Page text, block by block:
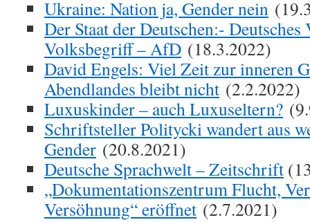
Ukraine: Nation ja, Gender nein
Der Staat der Deutschen:-
Volksbegriff – AfD (18.3.2022)
David Engels: Viel Zeit zur inneren
Abendlandes bleibt nicht (2.2.2022)
Luxuskinder – auch Luxuseltern?
Schriftsteller Politycki wandert aus
Gender (20.8.2021)
Deutsche Sprachwelt – Zeitschrift
„Dokumentationszentrum Flucht,
Versöhnung“ eröffnet (2.7.2021)